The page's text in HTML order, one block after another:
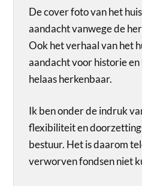
De cover foto van het
aandacht vanwege de
Ook het verhaal van het
aandacht voor historie
helaas herkenbaar.
Ik ben onder de indruk
flexibiliteit en
bestuur. Het is daarom
verworven fondsen niet